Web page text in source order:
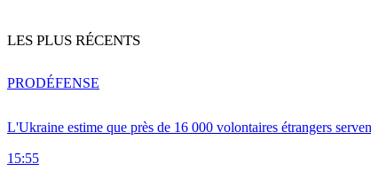
LES PLUS RÉCENTS
L'Ukraine estime que près de 16 000 volontaires étrangers
15:55
PRODÉFENSE